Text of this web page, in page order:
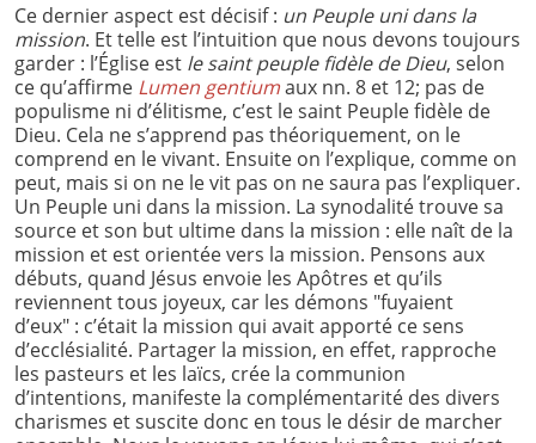
Ce dernier aspect est décisif : un Peuple uni dans la
mission. Et telle est l’intuition que nous devons toujours
garder : l’Église est le saint peuple fidèle de Dieu, selon
ce qu’affirme Lumen gentiumaux nn. 8 et 12; pas de
populisme ni d’élitisme, c’est le saint Peuple fidèle de
Dieu. Cela ne s’apprend pas théoriquement, on le
comprend en le vivant. Ensuite on l’explique, comme on
peut, mais si on ne le vit pas on ne saura pas l’expliquer.
Un Peuple uni dans la mission. La synodalité trouve sa
source et son but ultime dans la mission : elle naît de la
mission et est orientée vers la mission. Pensons aux
débuts, quand Jésus envoie les Apôtres et qu’ils
reviennent tous joyeux, car les démons "fuyaient
d’eux" : c’était la mission qui avait apporté ce sens
d’ecclésialité. Partager la mission, en effet, rapproche
les pasteurs et les laïcs, crée la communion
d’intentions, manifeste la complémentarité des divers
charismes et suscite donc en tous le désir de marcher